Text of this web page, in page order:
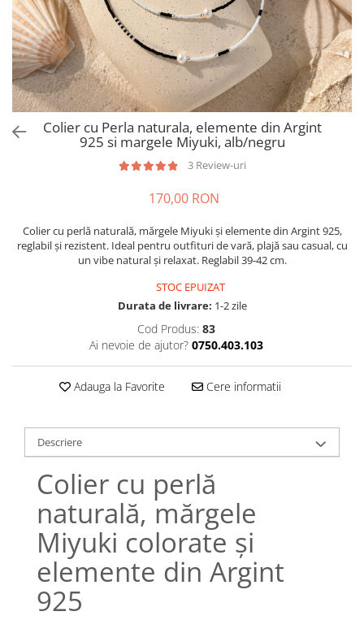
Coliere Transparente cu Cruce
Coliere Transparente cu Stea
Coliere Transparente cu Soare
Coliere Transparente cu Semilună
Coliere Transparente cu Zodii
Coliere Transparente cu Perle
Coliere Transparente cu Initiale
Coliere Transparente cu Flori
Coliere Transparente cu Molecule
Naturale
Coliere Transparente Diverse
Lănțișoare cu Inimioare
Lănțișoare cu Stea
Lănțișoare cu Soare
Lănțișoare cu Semilună
Lănțișoare cu Animale
Lănțișoare cu Molecule
Lănțișoare cu Pietre Naturale
Lănțișoare Argint Diverse
COLIERE CU PERLE
Coliere cu Perle Naturale
Coliere cu Perle Preciosa
COLIERE ȘNUR REGLABIL
Coliere cu Inimioare
Brățări din Argint cu pietre
semiprețioase
Brățări elastice cu pietre
semiprețioase
LĂNȚIȘOARE ARGINT
Colier cu Perla naturala, elemente din Argint
925 si margele Miyuki, alb/negru
3 Review-uri
170,00 RON
Colier cu perlă naturală, mărgele Miyuki și elemente din Argint 925,
reglabil și rezistent. Ideal pentru outfituri de vară, plajă sau casual, cu
un vibe natural și relaxat. Reglabil 39-42 cm.
STOC EPUIZAT
Durata de livrare: 1-2 zile
Cod Produs: 83
Ai nevoie de ajutor? 0750.403.103
Adauga la Favorite Cere informatii
Descriere
Colier cu perlă
naturală, mărgele
Miyuki colorate și
elemente din Argint
925